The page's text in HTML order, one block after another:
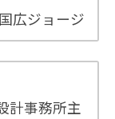
広ジョージ
計事務所主